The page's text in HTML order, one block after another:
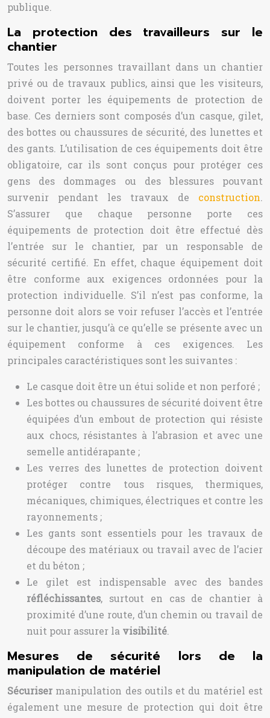
publique.
La protection des travailleurs sur le
chantier
Toutes les personnes travaillant dans un chantier
privé ou de travaux publics, ainsi que les visiteurs,
doivent porter les équipements de protection de
base. Ces derniers sont composés d’un casque, gilet,
des bottes ou chaussures de sécurité, des lunettes et
des gants. L’utilisation de ces équipements doit être
obligatoire, car ils sont conçus pour protéger ces
gens des dommages ou des blessures pouvant
survenir pendant les travaux de construction.
S’assurer que chaque personne porte ces
équipements de protection doit être effectué dès
l’entrée sur le chantier, par un responsable de
sécurité certifié. En effet, chaque équipement doit
être conforme aux exigences ordonnées pour la
protection individuelle. S’il n’est pas conforme, la
personne doit alors se voir refuser l’accès et l’entrée
sur le chantier, jusqu’à ce qu’elle se présente avec un
équipement conforme à ces exigences. Les
principales caractéristiques sont les suivantes :
Le casque doit être un étui solide et non perforé ;
Les bottes ou chaussures de sécurité doivent être
équipées d’un embout de protection qui résiste
aux chocs, résistantes à l’abrasion et avec une
semelle antidérapante ;
Les verres des lunettes de protection doivent
protéger contre tous risques, thermiques,
mécaniques, chimiques, électriques et contre les
rayonnements ;
Les gants sont essentiels pour les travaux de
découpe des matériaux ou travail avec de l’acier
et du béton ;
Le gilet est indispensable avec des bandes
réfléchissantes, surtout en cas de chantier à
proximité d’une route, d’un chemin ou travail de
nuit pour assurer la visibilité.
Mesures de sécurité lors de la
manipulation de matériel
Sécuriser manipulation des outils et du matériel est
également une mesure de protection qui doit être